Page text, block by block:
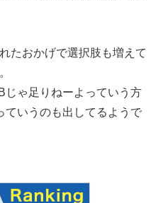
たおかげで選択肢も増えて
じゃ足りねーよっていう方
ていうのも出してるようで